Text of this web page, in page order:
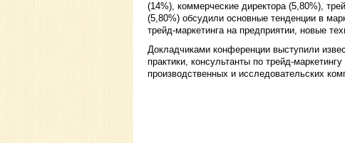
(14%), коммерческие директора (5,80%),
(5,80%) обсудили основные тенденции в
трейд-маркетинга на предприятии, новые
Докладчиками конференции выступили
практики, консультанты по трейд-
производственных и исследовательских